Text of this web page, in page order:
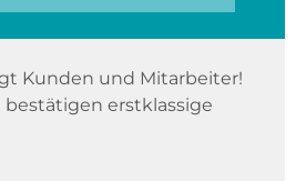
Kunden und Mitarbeiter!
erstklassige